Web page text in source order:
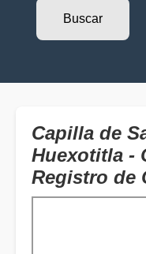
Capilla de
Huexotitla -
Registro de